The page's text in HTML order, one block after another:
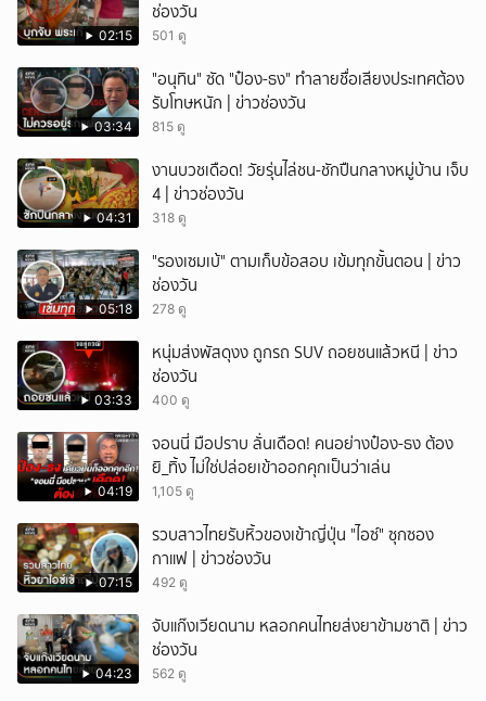
02:15
ช่องวัน
501 ดู
03:34
"อนุทิน" ซัด "ป๋อง-ธง" ทำลายชื่อเสียงประเทศต้อง
รับโทษหนัก | ข่าวช่องวัน
815 ดู
04:31
งานบวชเดือด! วัยรุ่นไล่ชน-ชักปืนกลางหมู่บ้าน เจ็บ
4 | ข่าวช่องวัน
318 ดู
05:18
"รองเซมเบ้" ตามเก็บข้อสอบ เข้มทุกขั้นตอน | ข่าว
ช่องวัน
278 ดู
03:33
หนุ่มส่งพัสดุงง ถูกรถ SUV ถอยชนแล้วหนี | ข่าว
ช่องวัน
400 ดู
04:19
จอนนี่ มือปราบ ลั่นเดือด! คนอย่างป๋อง-ธง ต้อง
ยิ_ทิ้ง ไม่ใช่ปล่อยเข้าออกคุกเป็นว่าเล่น
1,105 ดู
07:15
รวบสาวไทยรับหิ้วของเข้าญี่ปุ่น "ไอซ์" ซุกซอง
กาแฟ | ข่าวช่องวัน
492 ดู
04:23
จับแก๊งเวียดนาม หลอกคนไทยส่งยาข้ามชาติ | ข่าว
ช่องวัน
562 ดู
ยกเลิก